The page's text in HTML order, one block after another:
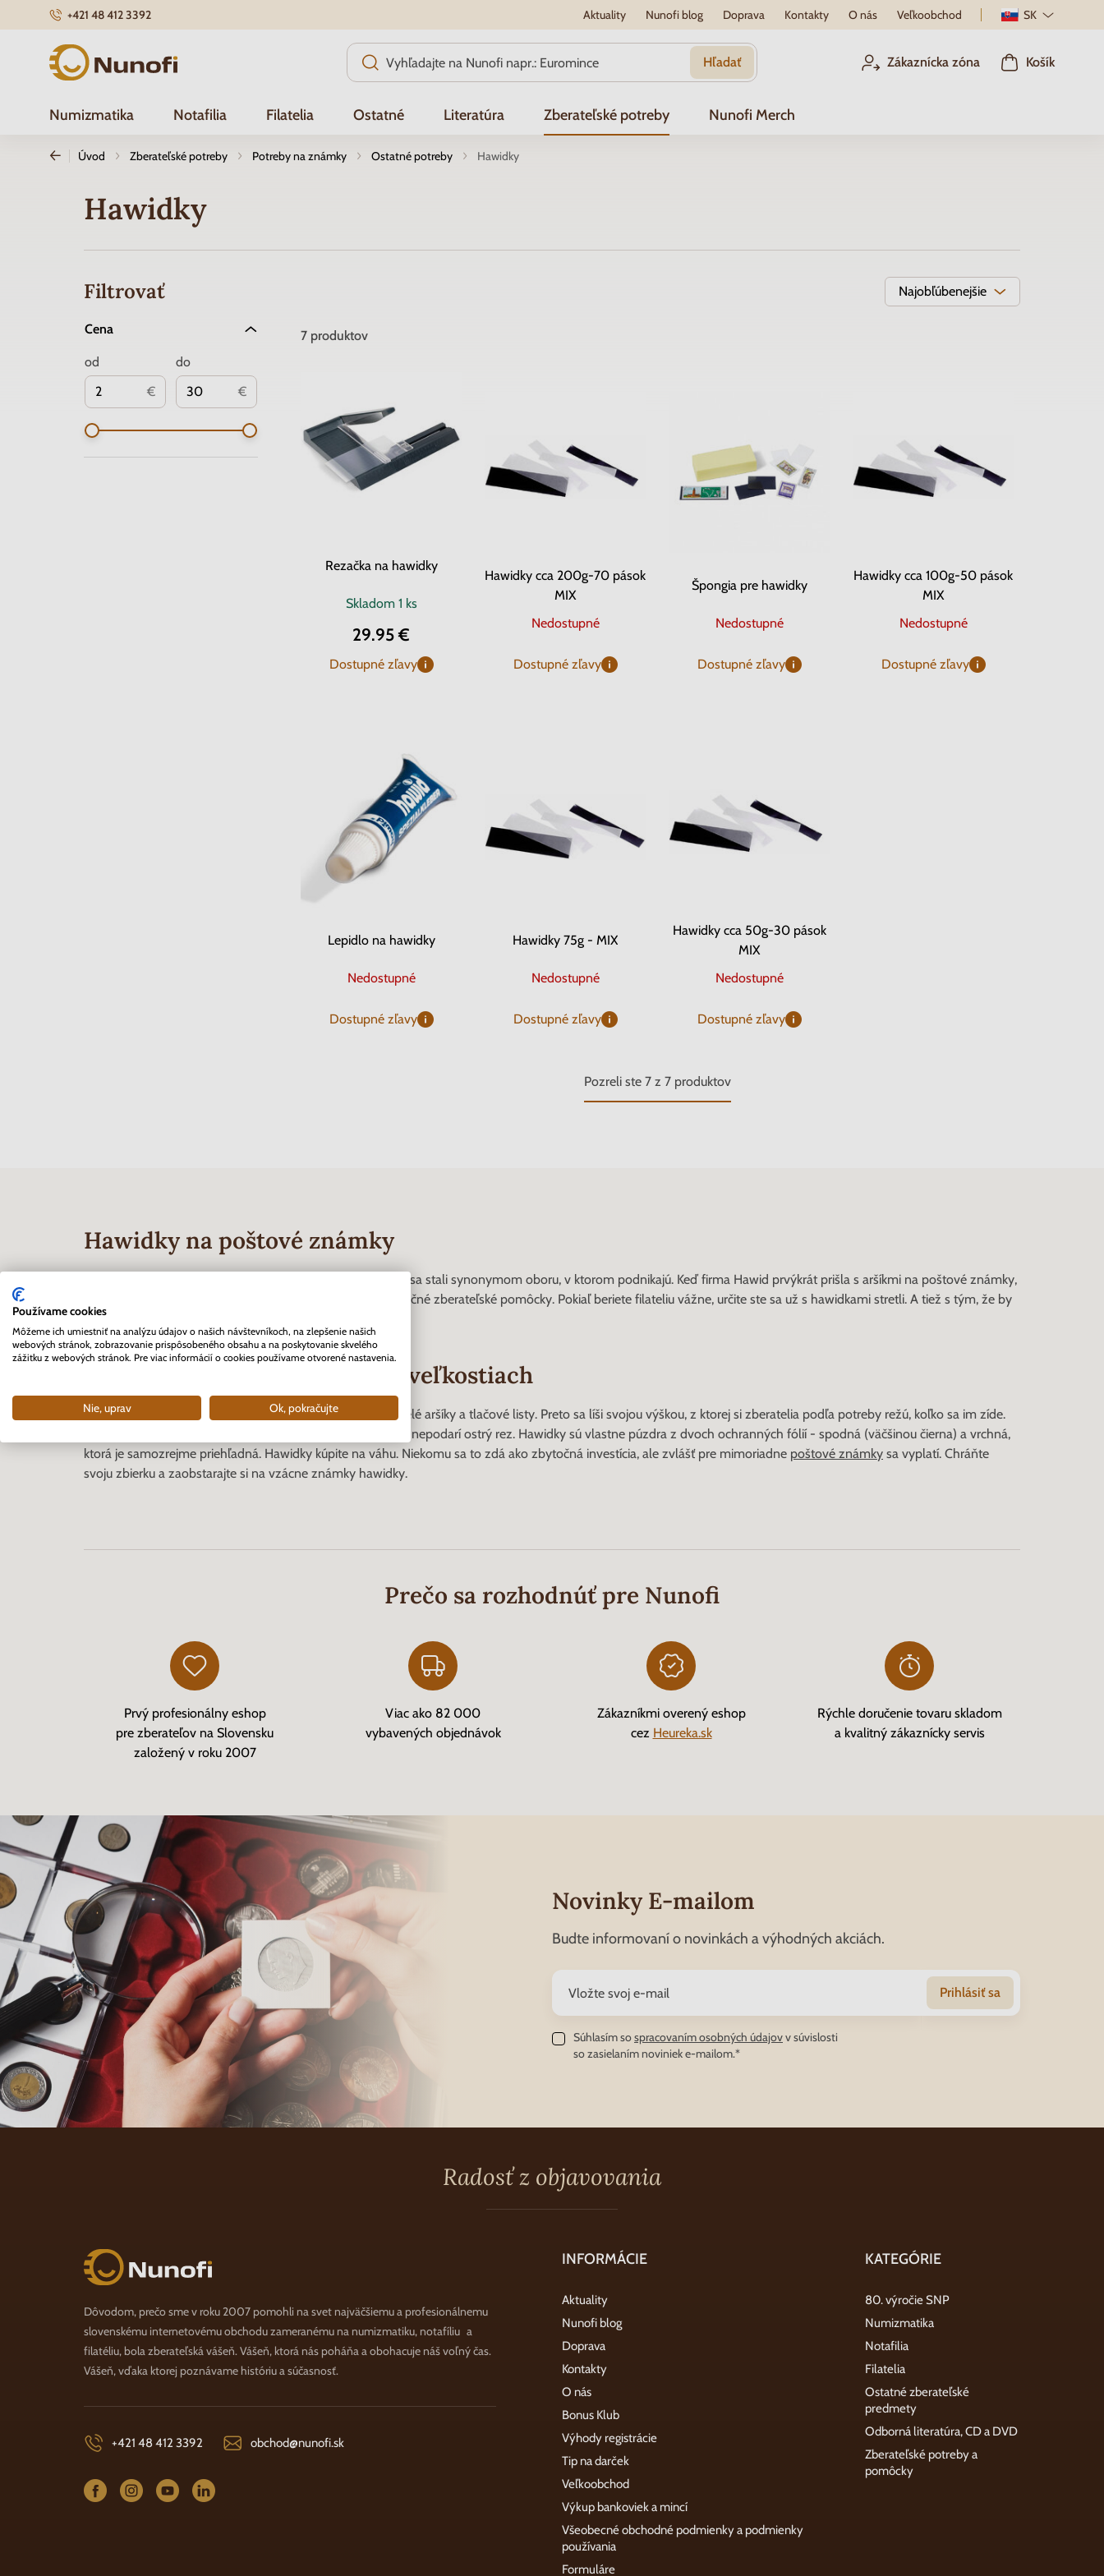
+421 48 412 3392 Aktuality Nunofi blog Doprava Kontakty O nás Veľkoobchod SK
Nunofi.sk Hľadať Zákaznícka zóna Košík
Numizmatika Notafilia Filatelia Ostatné Literatúra Zberateľské potreby Nunofi Merch
Úvod Zberateľské potreby Potreby na známky Ostatné potreby Hawidky
Hawidky
Filtrovať
Cena
€
od
€
do
Najobľúbenejšie
7 produktov
Rezačka na hawidky
Skladom 1 ks
29.95 €
Dostupné zľavy
Hawidky cca 200g-70 pások
MIX
Nedostupné
Dostupné zľavy
Špongia pre hawidky
Nedostupné
Dostupné zľavy
Hawidky cca 100g-50 pások
MIX
Nedostupné
Dostupné zľavy
Lepidlo na hawidky
Nedostupné
Dostupné zľavy
Hawidky 75g - MIX
Nedostupné
Dostupné zľavy
Hawidky cca 50g-30 pások
MIX
Nedostupné
Dostupné zľavy
Pozreli ste 7z 7produktov
Hawidky na poštové známky
Colt, Xerox alebo práve Hawid. Firmy, čo mali to šťastie, že sa stali synonymom oboru, v ktorom podnikajú. Keď firma Hawid prvýkrát prišla s aršíkmi na poštové známky,
stalo sa jej meno rýchlo známe pre jej jednoduché, ale funkčné zberateľské pomôcky. Pokiaľ beriete filateliu vážne, určite ste sa už s hawidkami stretli. A tiež s tým, že by
sa vám taká hawidka hodila.
Hawidky zoženiete v rôznych veľkostiach
Hawidky použijete nielen na jednotlivé známky, ale aj na celé aršíky a tlačové listy. Preto sa líši svojou výškou, z ktorej si zberatelia podľa potreby režú, koľko sa im zíde.
Lepšia je rezačka na hawidky - nožnicami sa vám väčšinou nepodarí ostrý rez. Hawidky sú vlastne púzdra z dvoch ochranných fólií - spodná (väčšinou čierna) a vrchná,
ktorá je samozrejme priehľadná. Hawidky kúpite na váhu. Niekomu sa to zdá ako zbytočná investícia, ale zvlášť pre mimoriadne poštové známky sa vyplatí. Chráňte
svoju zbierku a zaobstarajte si na vzácne známky hawidky.
Prečo sa rozhodnúť pre Nunofi
Prvý profesionálny eshop
pre zberateľov na Slovensku
založený v roku 2007
Viac ako 82 000
vybavených objednávok
Zákazníkmi overený eshop
cez Heureka.sk
Rýchle doručenie tovaru skladom
a kvalitný zákaznícky servis
Novinky E-mailom
Budte informovaní o novinkách a výhodných akciách.
Prihlásiť sa
Súhlasím sospracovaním osobných údajovv súvislosti
so zasielaním noviniek e-mailom.*
Radosť z objavovania
Nunofi.sk
Dôvodom, prečo sme v roku 2007 pomohli na svet najväčšiemu a profesionálnemu
slovenskému internetovému obchodu zameranému na numizmatiku, notafíliu a
filatéliu, bola zberateľská vášeň. Vášeň, ktorá nás poháňa a obohacuje náš voľný čas.
Vášeň, vďaka ktorej poznávame históriu a súčasnosť.
+421 48 412 3392 obchod@nunofi.sk
INFORMÁCIE
Aktuality
Nunofi blog
Doprava
Kontakty
O nás
Bonus Klub
Výhody registrácie
Tip na darček
Veľkoobchod
Výkup bankoviek a mincí
Všeobecné obchodné podmienky a podmienky
používania
Formuláre
KATEGÓRIE
80. výročie SNP
Numizmatika
Notafilia
Filatelia
Ostatné zberateľské
predmety
Odborná literatúra, CD a DVD
Zberateľské potreby a
pomôcky
Používame cookies
Môžeme ich umiestniť na analýzu údajov o našich návštevníkoch, na zlepšenie našich
webových stránok, zobrazovanie prispôsobeného obsahu a na poskytovanie skvelého
zážitku z webových stránok. Pre viac informácií o cookies používame otvorené nastavenia.
Nie, uprav Ok, pokračujte